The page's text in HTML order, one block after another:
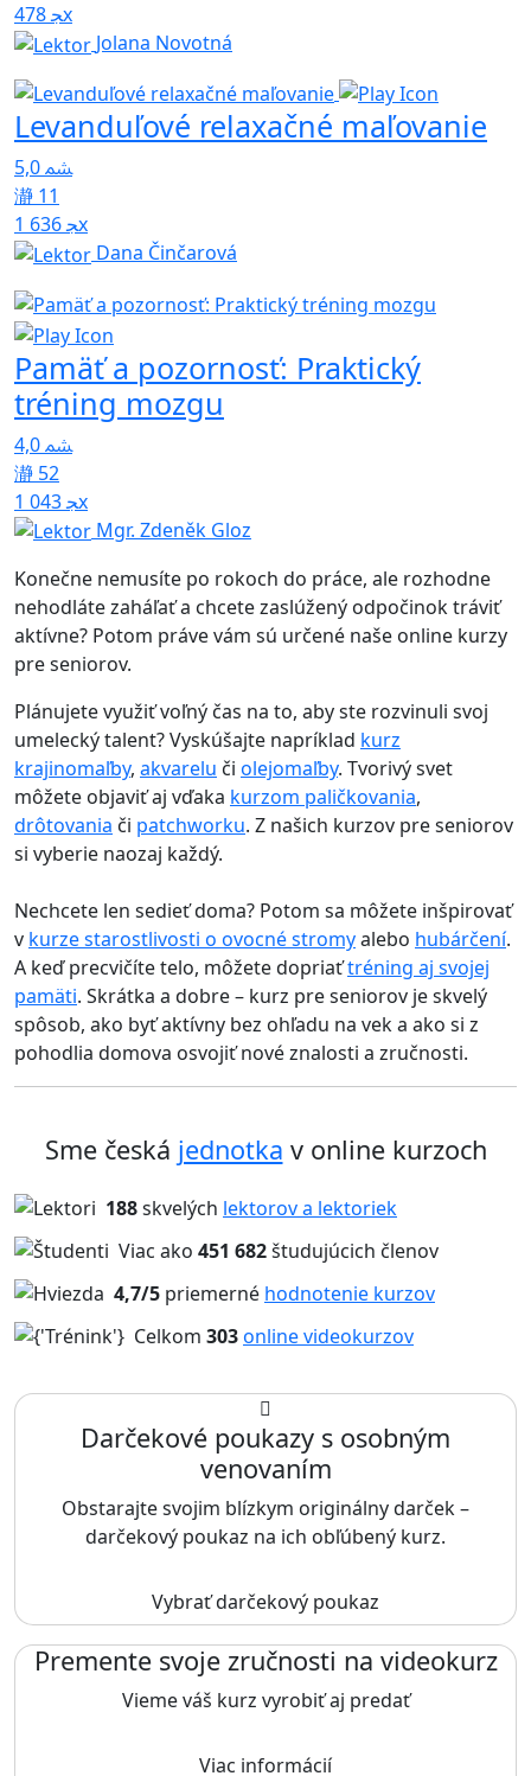
478x
Jolana Novotná
Levanduľové relaxačné maľovanie
5,0
11
1 636x
Dana Činčarová
Pamäť a pozornosť: Praktický
tréning mozgu
4,0
52
1 043x
Mgr. Zdeněk Gloz
Konečne nemusíte po rokoch do práce, ale rozhodne
nehodláte zaháľať a chcete zaslúžený odpočinok tráviť
aktívne? Potom práve vám sú určené naše online kurzy
pre seniorov.
Plánujete využiť voľný čas na to, aby ste rozvinuli svoj
umelecký talent? Vyskúšajte napríklad kurz
krajinomaľby, akvarelu či olejomaľby. Tvorivý svet
môžete objaviť aj vďaka kurzom paličkovania,
drôtovania či patchworku. Z našich kurzov pre seniorov
si vyberie naozaj každý.
Nechcete len sedieť doma? Potom sa môžete inšpirovať
v kurze starostlivosti o ovocné stromyalebo hubárčení.
A keď precvičíte telo, môžete dopriaťtréning aj svojej
pamäti. Skrátka a dobre – kurz pre seniorov je skvelý
spôsob, ako byť aktívny bez ohľadu na vek a ako si z
pohodlia domova osvojiť nové znalosti a zručnosti.
Sme česká jednotka v online kurzoch
188skvelých lektorov a lektoriek
Viac ako 451 682študujúcich členov
4,7/5 priemerné hodnotenie kurzov
Celkom 303online videokurzov
Darčekové poukazy s osobným
venovaním
Obstarajte svojim blízkym originálny darček –
darčekový poukaz na ich obľúbený kurz.
Vybrať darčekový poukaz
Premente svoje zručnosti na videokurz
Vieme váš kurz vyrobiť aj predať
Viac informácií